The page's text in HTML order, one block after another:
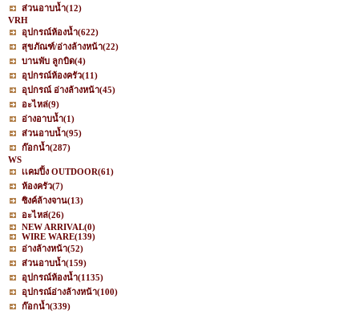
ส่วนอาบน้ำ(12)
VRH
อุปกรณ์ห้องน้ำ(622)
สุขภัณฑ์/อ่างล้างหน้า(22)
บานพับ ลูกบิด(4)
อุปกรณ์ห้องครัว(11)
อุปกรณ์ อ่างล้างหน้า(45)
อะไหล่(9)
อ่างอาบน้ำ(1)
ส่วนอาบน้ำ(95)
ก๊อกน้ำ(287)
WS
เเคมปิ้ง OUTDOOR(61)
ห้องครัว(7)
ซิงค์ล้างจาน(13)
อะไหล่(26)
NEW ARRIVAL(0)
WIRE WARE(139)
อ่างล้างหน้า(52)
ส่วนอาบน้ำ(159)
อุปกรณ์ห้องน้ำ(1135)
อุปกรณ์อ่างล้างหน้า(100)
ก๊อกน้ำ(339)